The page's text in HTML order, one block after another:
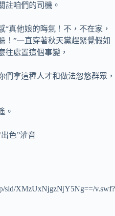
咱們的司機。
他娘的晦氣！不，不在家，
！”一直穿著秋天黨趕緊覺假如
往處置這個事變，
拿這種人才和做法忽悠群眾，
。
色”灌音
sid/XMzUxNjgzNjY5Ng==/v.swf?